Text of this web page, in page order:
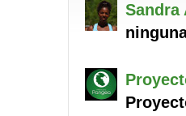
Sandra